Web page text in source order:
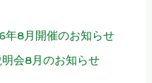
年8月開催のお知らせ
会8月のお知らせ